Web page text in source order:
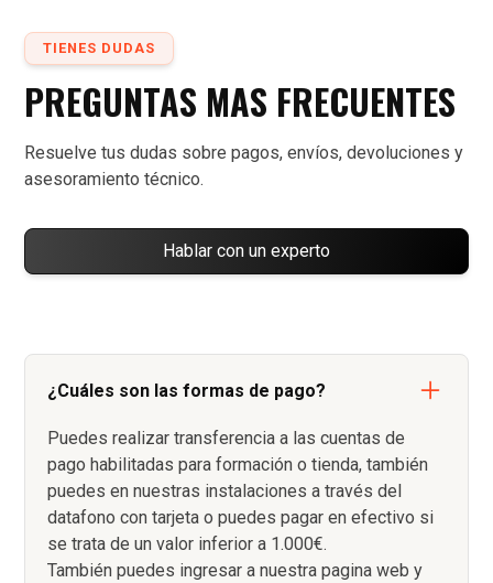
TIENES DUDAS
PREGUNTAS MAS FRECUENTES
Resuelve tus dudas sobre pagos, envíos, devoluciones y
asesoramiento técnico.
Hablar con un experto
¿Cuáles son las formas de pago?
Puedes realizar transferencia a las cuentas de
pago habilitadas para formación o tienda, también
puedes en nuestras instalaciones a través del
datafono con tarjeta o puedes pagar en efectivo si
se trata de un valor inferior a 1.000€.
También puedes ingresar a nuestra pagina web y